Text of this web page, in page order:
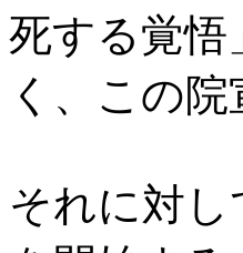
死する覚悟
く、この
それに対